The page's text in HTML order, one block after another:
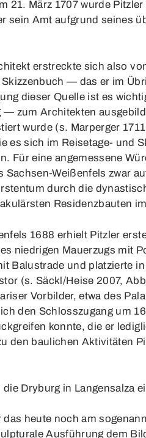
21. März 1707 wurde
sein Amt aufgrund seines
erstreckte sich also
— das er im
dieser Quelle ist es
zum Architekten
wurde (s. Marperger
es sich im Reisetage- und
Für eine angemessene
Weißenfels zwar
durch die
Residenzbauten
1688 erhielt Pitzler
niedrigen Mauerzugs mit
Balustrade und platzierte
(s. Säckl/Heise 2007,
Vorbilder, etwa des
den Schlosszugang um
konnte, die er
den baulichen Aktivitäten
Dryburg in Langensalza
heute noch am
Ausführung dem